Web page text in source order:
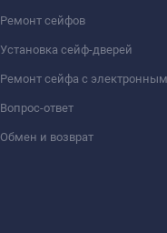
Ремонт сейфов
Установка сейф-дверей
Ремонт сейфа с
Вопрос-ответ
Обмен и возврат